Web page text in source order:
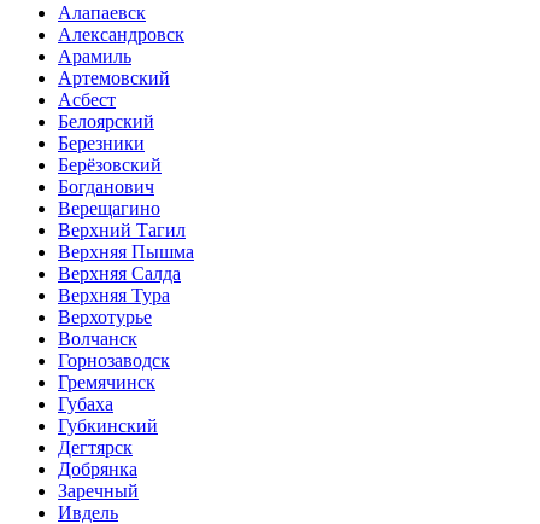
Алапаевск
Александровск
Арамиль
Артемовский
Асбест
Белоярский
Березники
Берёзовский
Богданович
Верещагино
Верхний Тагил
Верхняя Пышма
Верхняя Салда
Верхняя Тура
Верхотурье
Волчанск
Горнозаводск
Гремячинск
Губаха
Губкинский
Дегтярск
Добрянка
Заречный
Ивдель